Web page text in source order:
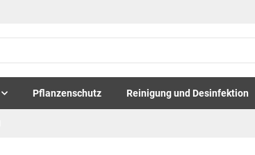
Pflanzenschutz Reinigung und Desinfektion